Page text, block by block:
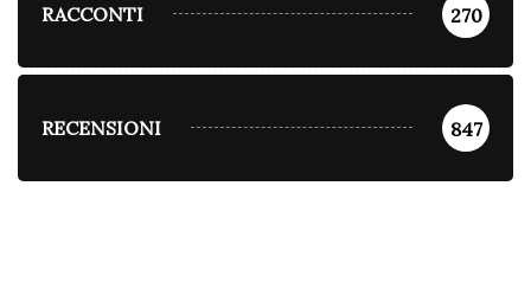
RACCONTI 270
RECENSIONI 847